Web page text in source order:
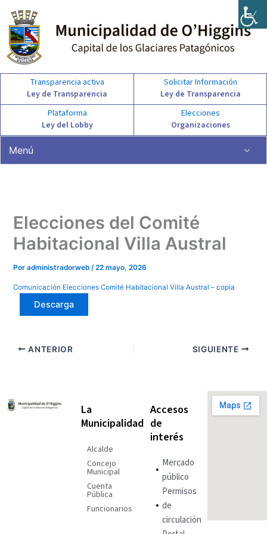
contenido
Transparencia activa
Ley de Transparencia
Solicitar Información
Ley de Transparencia
Plataforma
Ley del Lobby
Elecciones
Organizaciones
Menú
Elecciones del Comité
Habitacional Villa Austral
Poradministradorweb/22 mayo, 2026
Comunicación Elecciones Comité Habitacional Villa Austral – copia
Descarga
ANTERIOR SIGUIENTE
La
Municipalidad
Alcalde
Concejo
Municipal
Cuenta
Pública
Funcionarios
Accesos
de
interés
Mercado
público
Permisos
de
circulación